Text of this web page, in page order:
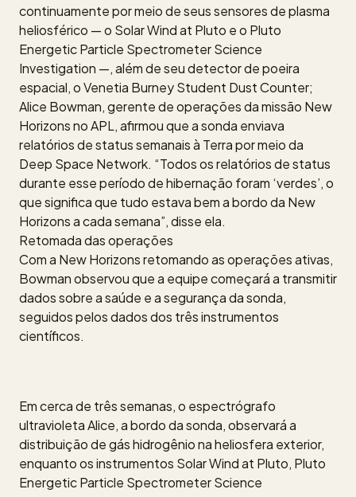
continuamente por meio de seus sensores de plasma
heliosférico — o Solar Wind at Pluto e o Pluto
Energetic Particle Spectrometer Science
Investigation —, além de seu detector de poeira
espacial, o Venetia Burney Student Dust Counter;
Alice Bowman, gerente de operações da missão New
Horizons no APL, afirmou que a sonda enviava
relatórios de status semanais à Terra por meio da
Deep Space Network. “Todos os relatórios de status
durante esse período de hibernação foram ‘verdes’, o
que significa que tudo estava bem a bordo da New
Horizons a cada semana”, disse ela.
Retomada das operações
Com a New Horizons retomando as operações ativas,
Bowman observou que a equipe começará a transmitir
dados sobre a saúde e a segurança da sonda,
seguidos pelos dados dos três instrumentos
científicos.
Em cerca de três semanas, o espectrógrafo
ultravioleta Alice, a bordo da sonda, observará a
distribuição de gás hidrogênio na heliosfera exterior,
enquanto os instrumentos Solar Wind at Pluto, Pluto
Energetic Particle Spectrometer Science